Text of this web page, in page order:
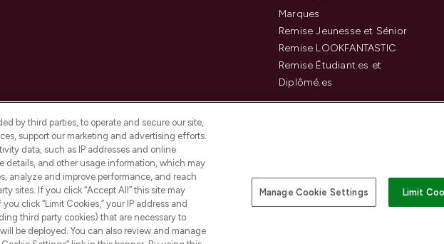
Marques
Remise Jeunesse et Sénior
Remise LOOKFANTASTIC
Remise Étudiant.es et
Diplômé.es
Payer en toute sécurité avec
by third parties, to operate and secure our site,
support our marketing and advertising efforts.
data, such as IP addresses and online
details, and other usage information, which may
analyze and improve performance, and reach
sites. If you click “Accept All” this site may
click “Limit Cookies,” your IP address and
third party cookies) that are necessary to
be deployed. You can also review and manage
Manage Cookie Settings Limit